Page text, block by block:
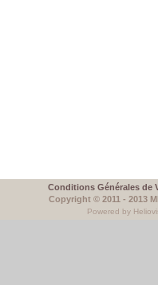
Conditions Générales de
Copyright © 2011 - 2013
Powered by